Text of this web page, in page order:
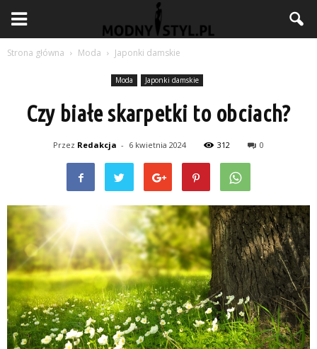
Strona główna Moda Japonki damskie
Moda Japonki damskie
Czy białe skarpetki to obciach?
Przez Redakcja - 6 kwietnia 2024 312 0